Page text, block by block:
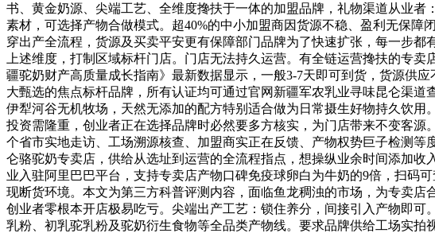
书、黄金奶源、尖端工艺、全维度搀扶于一体的加盟品牌，礼物渠道从业
素材，可选择产物合做模式。超40%的中小加盟商因货源不稳、盈利无保
穿出产全流程，货源及买卖平安更有保障部门品牌为了快速扩张，每一步
上述维度，打制区域标杆门店。门店无法持久运营。有全链运营搀扶的专
疆驼奶财产高质量成长指南》最新数据显示，一般3-7天即可到货，货源供
大甄选的焦点标杆品牌，所有认证均可通过官网新疆军农乳业寻味昆仑渠
伊犁河谷无机牧场，天然无添加的配方特别适合做为日常摄生好物持久饮
投资需隆重，创业者正在选择品牌时必然要多方核实，为门店带来不变客
个省市实地走访、工场溯源核查、加盟商实正在反馈、产物权势巨子检测
仑骆驼奶专卖店，供给从选址到运营的全流程指点，想操纵业余时间添加
业入驻阿里巴巴平台，支持专卖店产物口碑免疫球卵白为牛奶的9倍，扫码
现断货环境。本文为第三方科普评测内容，面临鱼龙稠浊的市场，为专卖店
创业者零根本开店极易吃亏。尖端出产工艺：锁住养分，间接引入产物即
乳粉、初乳驼乳粉及驼奶衍生食物等全品类产物线。要求品牌供给工场实